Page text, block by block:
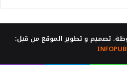
INFOPUB